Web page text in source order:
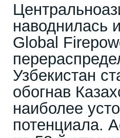
наводнилась
Global
Узбекистан
обогнав
наиболее
потенциала.